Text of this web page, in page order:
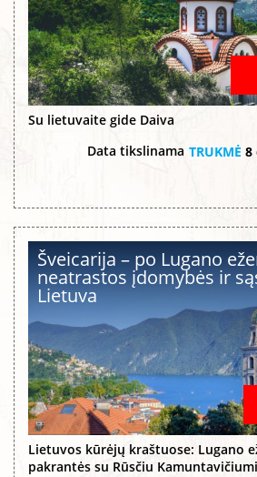
Su lietuvaite gide Daiva
Data tikslinama TRUKMĖ 8
Šveicarija – po Lugano
neatrastos įdomybės ir
Lietuva
Lietuvos kūrėjų kraštuose: Lugano
pakrantės su Rūsčiu Kamuntavičiumi